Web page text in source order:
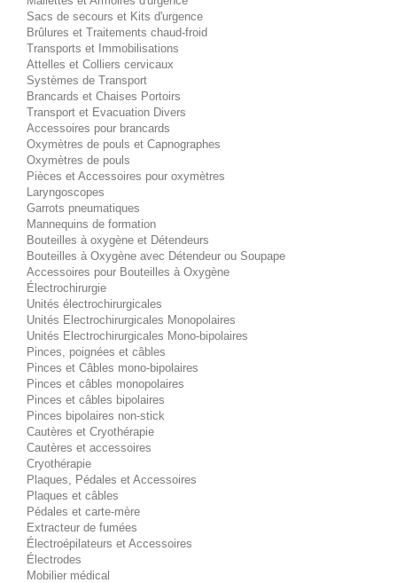
Sacs de secours et Kits d'urgence
Brûlures et Traitements chaud-froid
Transports et Immobilisations
Attelles et Colliers cervicaux
Systèmes de Transport
Brancards et Chaises Portoirs
Transport et Evacuation Divers
Accessoires pour brancards
Oxymètres de pouls et Capnographes
Oxymètres de pouls
Pièces et Accessoires pour oxymètres
Laryngoscopes
Garrots pneumatiques
Mannequins de formation
Bouteilles à oxygène et Détendeurs
Bouteilles à Oxygène avec Détendeur ou Soupape
Accessoires pour Bouteilles à Oxygène
Électrochirurgie
Unités électrochirurgicales
Unités Electrochirurgicales Monopolaires
Unités Electrochirurgicales Mono-bipolaires
Pinces, poignées et câbles
Pinces et Câbles mono-bipolaires
Pinces et câbles monopolaires
Pinces et câbles bipolaires
Pinces bipolaires non-stick
Cautères et Cryothérapie
Cautères et accessoires
Cryothérapie
Plaques, Pédales et Accessoires
Plaques et câbles
Pédales et carte-mère
Extracteur de fumées
Électroépilateurs et Accessoires
Électrodes
Mobilier médical